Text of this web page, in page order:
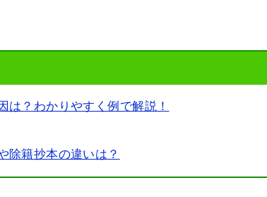
は？わかりやすく例で解説！
除籍抄本の違いは？